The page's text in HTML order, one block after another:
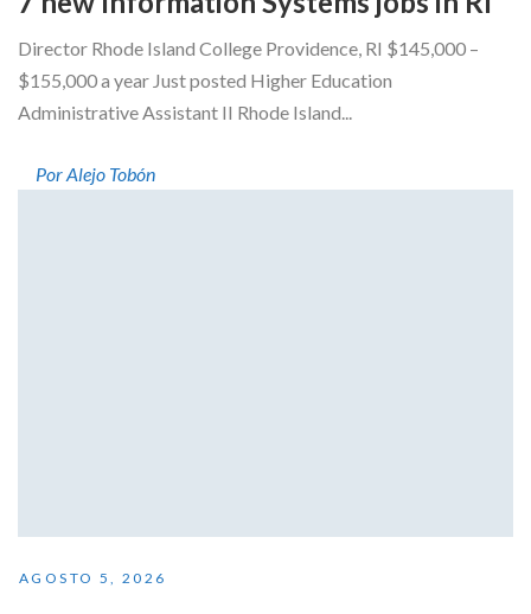
Director Rhode Island College Providence, RI $145,000 –
$155,000 a year Just posted Higher Education
Administrative Assistant II Rhode Island...
Por Alejo Tobón
AGOSTO 5, 2026